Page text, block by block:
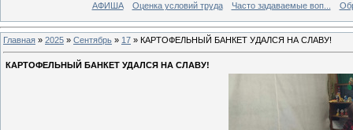
АФИША
Оценка условий труда Часто задаваемые воп...
Главная » 2025 » Сентябрь » 17 » КАРТОФЕЛЬНЫЙ БАНКЕТ УДАЛСЯ НА СЛАВУ!
КАРТОФЕЛЬНЫЙ БАНКЕТ УДАЛСЯ НА СЛАВУ!